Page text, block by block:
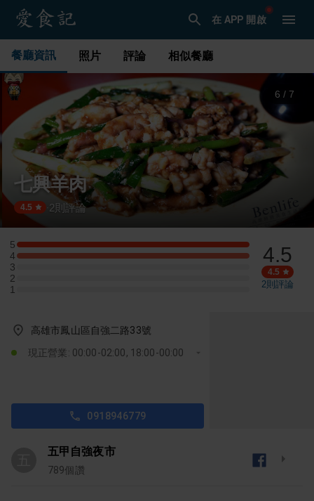
在 APP 開啟
餐廳資訊 照片 評論 相似餐廳
6 / 7
七興羊肉
4.5 2 則評論
5
5 星：1 則評論
4
4 星：1 則評論
3
3 星：0 則評論
2
2 星：0 則評論
1
1 星：0 則評論
4.5
4.5
2則評論
高雄市鳳山區自強二路33號
現正營業: 00:00-02:00, 18:00-00:00
0918946779
五甲自強夜市
789個讚